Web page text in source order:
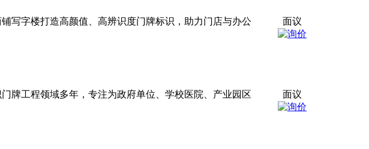
写字楼打造高颜值、高辨识度门牌标识，助力门店与办公
面议
牌工程领域多年，专注为政府单位、学校医院、产业园区
面议